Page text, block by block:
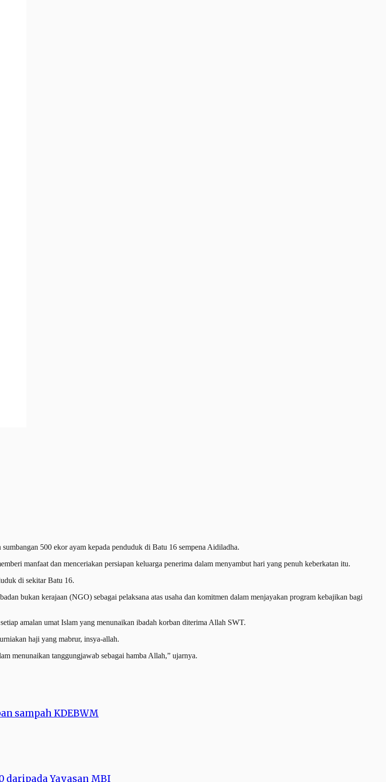
500 ekor ayam kepada penduduk di Batu 16 sempena Aidiladha.
manfaat dan menceriakan persiapan keluarga penerima dalam menyambut hari yang penuh keberkatan itu.
di sekitar Batu 16.
bukan kerajaan (NGO) sebagai pelaksana atas usaha dan komitmen dalam menjayakan program kebajikan bagi
amalan umat Islam yang menunaikan ibadah korban diterima Allah SWT.
haji yang mabrur, insya-allah.
menunaikan tanggungjawab sebagai hamba Allah,” ujarnya.
sampah KDEBWM
daripada Yayasan MBI